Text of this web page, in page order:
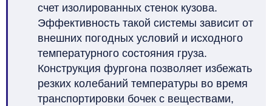
счет изолированных стенок кузова.
Эффективность такой системы зависит от
внешних погодных условий и исходного
температурного состояния груза.
Конструкция фургона позволяет избежать
резких колебаний температуры во время
транспортировки бочек с веществами,